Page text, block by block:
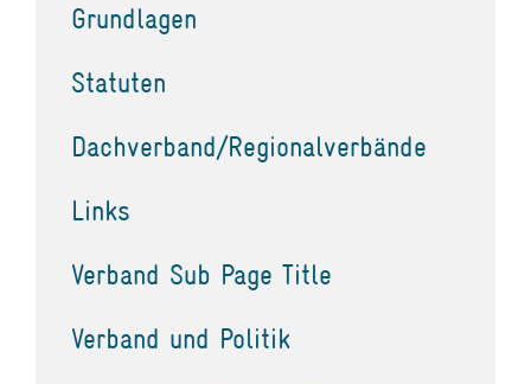
Grundlagen
Statuten
Dachverband/Regionalverbände
Links
Verband Sub Page Title
Verband und Politik